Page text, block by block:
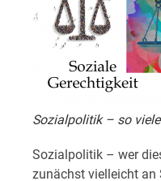
Sozialpolitik – so
Sozialpolitik – wer
zunächst vielleicht